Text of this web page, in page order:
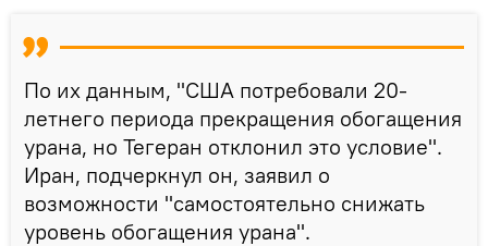
По их данным, "США потребовали 20-
летнего периода прекращения обогащения
урана, но Тегеран отклонил это условие".
Иран, подчеркнул он, заявил о
возможности "самостоятельно снижать
уровень обогащения урана".